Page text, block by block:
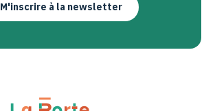
M'inscrire à la newsletter